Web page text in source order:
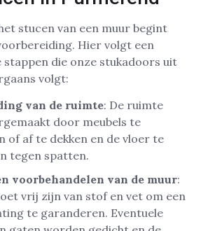
stucen van een muur begint
Hier volgt een
stappen die onze stukadoors uit
volgt:
van de ruimte: De ruimte
door meubels te
of af te dekken en de vloer te
tegen spatten.
voorbehandelen van de muur:
vrij zijn van stof en vet om een
te garanderen. Eventuele